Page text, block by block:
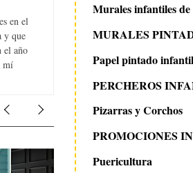
en el
y que
el año
mí
Murales infantiles de
MURALES
Papel pintado infantil
PERCHEROS
Pizarras y Corchos
PROMOCIONES
Puericultura